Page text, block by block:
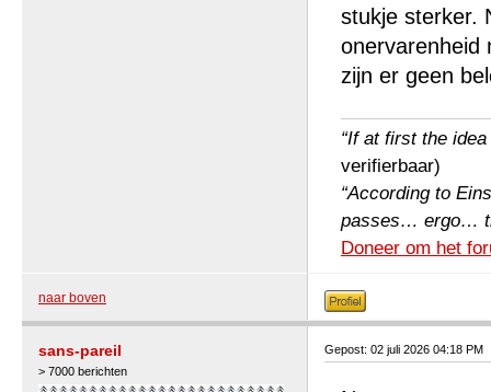
stukje sterker.
onervarenheid
zijn er geen
“If at first the
verifierbaar)
“According to
passes… ergo…
Doneer om het
naar boven
sans-pareil
> 7000 berichten
Gepost: 02 juli 2026 04:18 PM